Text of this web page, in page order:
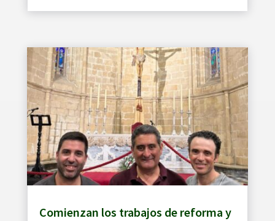
Comienzan los trabajos de reforma y